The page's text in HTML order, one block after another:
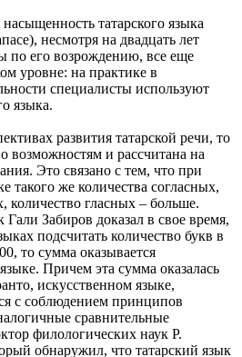
татарского языка
несмотря на двадцать лет
по его возрождению, все еще
уровне: на практике в
специалисты используют
языка.
развития татарской речи, то
возможностям и рассчитана на
Это связано с тем, что при
такого же количества согласных,
количество гласных – больше.
Забиров доказал в свое время,
подсчитать количество букв в
то сумма оказывается
Причем эта сумма оказалась
искусственном языке,
с соблюдением принципов
сравнительные
филологических наук Р.
обнаружил, что татарский язык